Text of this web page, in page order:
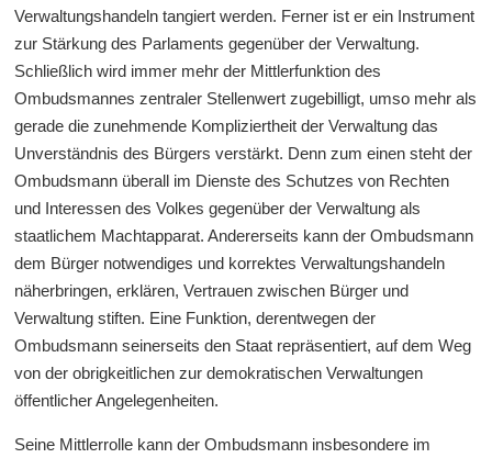
Verwaltungshandeln tangiert werden. Ferner ist er ein Instrument
zur Stärkung des Parlaments gegenüber der Verwaltung.
Schließlich wird immer mehr der Mittlerfunktion des
Ombudsmannes zentraler Stellenwert zugebilligt, umso mehr als
gerade die zunehmende Kompliziertheit der Verwaltung das
Unverständnis des Bürgers verstärkt. Denn zum einen steht der
Ombudsmann überall im Dienste des Schutzes von Rechten
und Interessen des Volkes gegenüber der Verwaltung als
staatlichem Machtapparat. Andererseits kann der Ombudsmann
dem Bürger notwendiges und korrektes Verwaltungshandeln
näherbringen, erklären, Vertrauen zwischen Bürger und
Verwaltung stiften. Eine Funktion, derentwegen der
Ombudsmann seinerseits den Staat repräsentiert, auf dem Weg
von der obrigkeitlichen zur demokratischen Verwaltungen
öffentlicher Angelegenheiten.
Seine Mittlerrolle kann der Ombudsmann insbesondere im